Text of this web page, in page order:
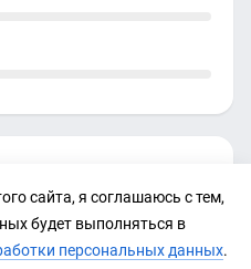
сайта, я соглашаюсь с тем,
будет выполняться в
персональных данных.